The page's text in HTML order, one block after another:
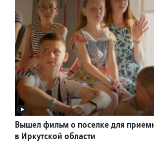
Вышел фильм о поселке для
в Иркутской области